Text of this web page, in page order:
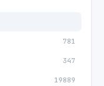
781
347
19889